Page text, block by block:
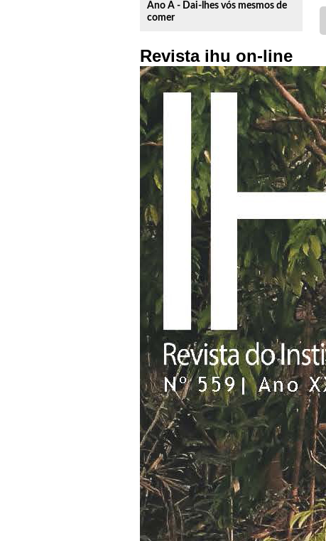
Ano A - Dai-lhes vós mesmos de
comer
Revista ihu on-line